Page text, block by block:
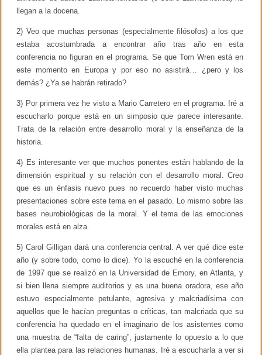
llegan a la docena.
2) Veo que muchas personas (especialmente filósofos) a los que
estaba acostumbrada a encontrar año tras año en esta
conferencia no figuran en el programa. Se que Tom Wren está en
este momento en Europa y por eso no asistirá… ¿pero y los
demás? ¿Ya se habrán retirado?
3) Por primera vez he visto a Mario Carretero en el programa. Iré a
escucharlo porque está en un simposio que parece interesante.
Trata de la relación entre desarrollo moral y la enseñanza de la
historia.
4) Es interesante ver que muchos ponentes están hablando de la
dimensión espiritual y su relación con el desarrollo moral. Creo
que es un énfasis nuevo pues no recuerdo haber visto muchas
presentaciones sobre este tema en el pasado. Lo mismo sobre las
bases neurobiológicas de la moral. Y el tema de las emociones
morales está en alza.
5) Carol Gilligan dará una conferencia central. A ver qué dice este
año (y sobre todo, como lo dice). Yo la escuché en la conferencia
de 1997 que se realizó en la Universidad de Emory, en Atlanta, y
si bien llena siempre auditorios y es una buena oradora, ese año
estuvo especialmente petulante, agresiva y malcriadísima con
aquellos que le hacían preguntas o críticas, tan malcriada que su
conferencia ha quedado en el imaginario de los asistentes como
una muestra de “falta de caring”, justamente lo opuesto a lo que
ella plantea para las relaciones humanas. Iré a escucharla a ver si